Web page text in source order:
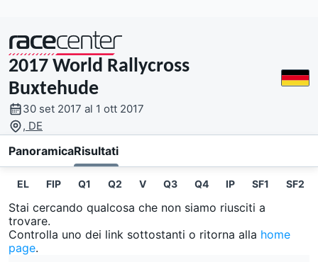
presentato da
2017 World Rallycross
Buxtehude
30 set 2017 al 1 ott 2017
, DE
PanoramicaRisultati
EL FIP Q1 Q2 V Q3 Q4 IP SF1 SF2
Stai cercando qualcosa che non siamo riusciti a
trovare.
Controlla uno dei link sottostanti o ritorna alla home
page.